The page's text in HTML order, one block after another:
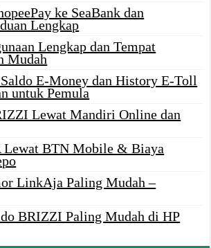
ke SeaBank dan
Lengkap
Lengkap dan Tempat
Mudah
E-Money dan History E-Toll
untuk Pemula
Lewat Mandiri Online dan
Lewat BTN Mobile & Biaya
LinkAja Paling Mudah –
BRIZZI Paling Mudah di HP